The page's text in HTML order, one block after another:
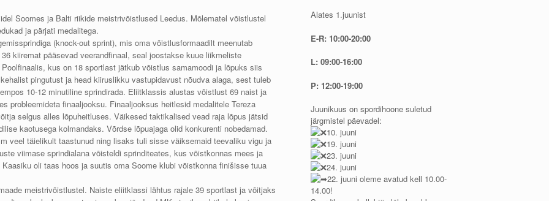
Soomes ja Balti riikide meistrivõistlused Leedus. Mõlematel võistlustel
ja pärjati medalitega.
(knock-out sprint), mis oma võistlusformaadilt meenutab
kiiremat pääsevad veerandfinaal, seal joostakse kuue liikmeliste
kus on 18 sportlast jätkub võistlus samamoodi ja lõpuks siis
pingutust ja head kiiruslikku vastupidavust nõudva alaga, sest tuleb
10-12 minutiline sprindirada. Eliitklassis alustas võistlust 69 naist ja
probleemideta finaaljooksu. Finaaljooksus heitlesid medalitele Tereza
selgus alles lõpuheitluses. Väikesed taktikalised vead raja lõpus jätsid
kaotusega kolmandaks. Võrdse lõpuajaga olid konkurenti nobedamad.
veel täielikult taastunud ning lisaks tuli sisse väiksemaid teevaliku vigu ja
viimase sprindialana võisteldi sprinditeates, kus võistkonnas mees ja
oli taas hoos ja suutis oma Soome klubi võistkonna finišisse tuua
meistrivõistlustel. Naiste eliitklassi lähtus rajale 39 sportlast ja võitjaks
Alates 1.juunist
E-R: 10:00-20:00
L: 09:00-16:00
P: 12:00-19:00
Juunikuus on spordihoone suletud
järgmistel päevadel:
10. juuni
19. juuni
23. juuni
24. juuni
22. juuni oleme avatud kell 10.00-
14.00!